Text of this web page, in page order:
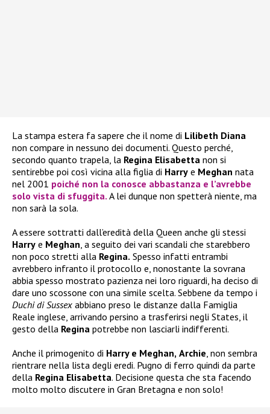
La stampa estera fa sapere che il nome di Lilibeth Diana
non compare in nessuno dei documenti. Questo perché,
secondo quanto trapela, la Regina Elisabetta non si
sentirebbe poi così vicina alla figlia di Harry e Meghan nata
nel 2001 poiché non la conosce abbastanza e l’avrebbe
solo vista di sfuggita. A lei dunque non spetterà niente, ma
non sarà la sola.
A essere sottratti dall’eredità della Queen anche gli stessi
Harry e Meghan, a seguito dei vari scandali che starebbero
non poco stretti alla Regina. Spesso infatti entrambi
avrebbero infranto il protocollo e, nonostante la sovrana
abbia spesso mostrato pazienza nei loro riguardi, ha deciso di
dare uno scossone con una simile scelta. Sebbene da tempo i
Duchi di Sussex abbiano preso le distanze dalla Famiglia
Reale inglese, arrivando persino a trasferirsi negli States, il
gesto della Regina potrebbe non lasciarli indifferenti.
Anche il primogenito di Harry e Meghan, Archie, non sembra
rientrare nella lista degli eredi. Pugno di ferro quindi da parte
della Regina Elisabetta. Decisione questa che sta facendo
molto molto discutere in Gran Bretagna e non solo!